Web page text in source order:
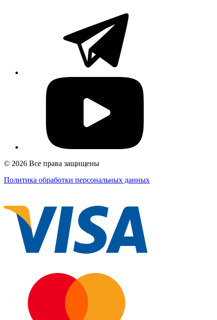
© 2026 Все права защищены
Политика обработки персональных данных